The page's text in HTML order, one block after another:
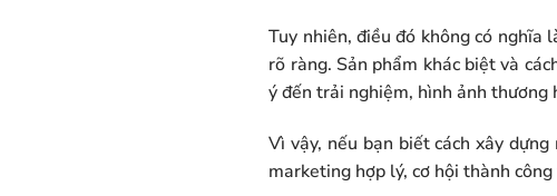
Tuy nhiên, điều đó không có nghĩa
rõ ràng. Sản phẩm khác biệt và
ý đến trải nghiệm, hình ảnh thương
Vì vậy, nếu bạn biết cách xây
marketing hợp lý, cơ hội thành